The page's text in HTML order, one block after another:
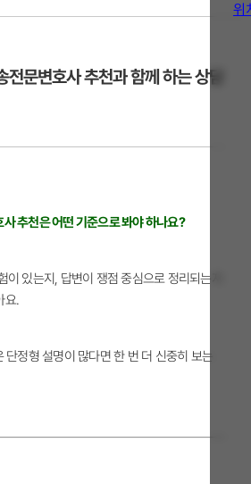
위
문변호사 추천과 함께 하는 상담
추천은 어떤 기준으로 봐야 하나요?
있는지, 답변이 쟁점 중심으로 정리되는지
요.
단정형 설명이 많다면 한 번 더 신중히 보는